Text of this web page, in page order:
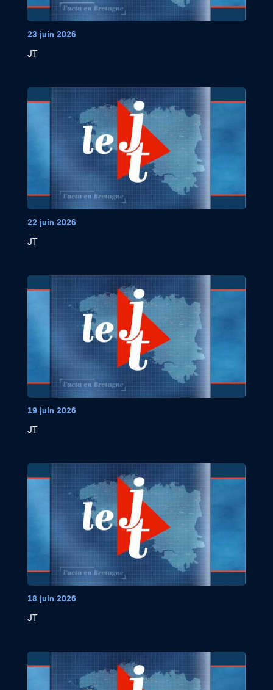
23 juin 2026
JT
22 juin 2026
JT
19 juin 2026
JT
18 juin 2026
JT